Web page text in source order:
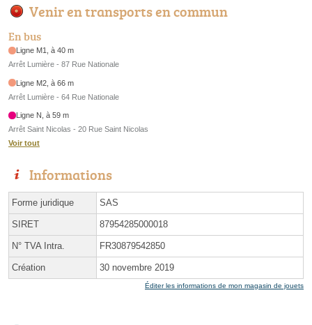
Venir en transports en commun
En bus
Ligne M1, à 40 m
Arrêt Lumière - 87 Rue Nationale
Ligne M2, à 66 m
Arrêt Lumière - 64 Rue Nationale
Ligne N, à 59 m
Arrêt Saint Nicolas - 20 Rue Saint Nicolas
Voir tout
Informations
Forme juridique SAS
SIRET 87954285000018
N° TVA Intra. FR30879542850
Création 30 novembre 2019
Éditer les informations de mon magasin de jouets